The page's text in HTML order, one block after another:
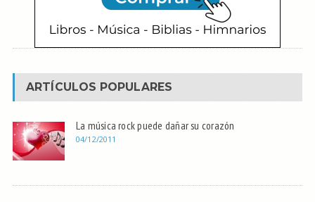
ARTÍCULOS POPULARES
La música rock puede dañar su corazón
04/12/2011